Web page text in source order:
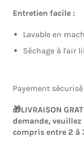
Entretien facile :
Lavable en
Séchage à l'air
Payement
🎁LIVRAISON
demande,
compris entre 2 à